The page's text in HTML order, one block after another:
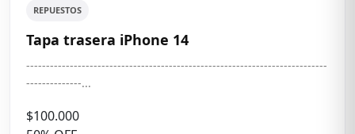
REPUESTOS
Tapa trasera iPhone 14
----------------------------------------------------------------------------
--------------...
$100.000